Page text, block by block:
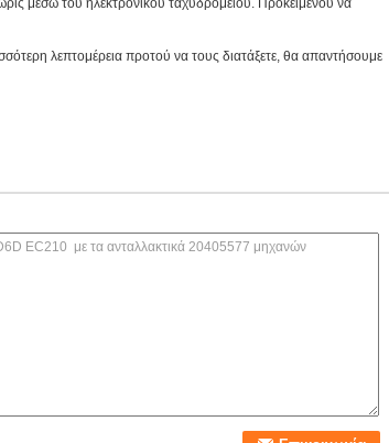
μέσω του ηλεκτρονικού ταχυδρομείου. Προκειμένου να
λεπτομέρεια προτού να τους διατάξετε, θα απαντήσουμε